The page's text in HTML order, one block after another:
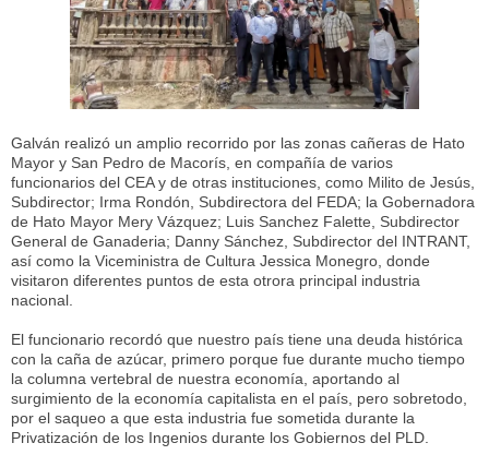
Galván realizó un amplio recorrido por las zonas cañeras de Hato
Mayor y San Pedro de Macorís, en compañía de varios
funcionarios del CEA y de otras instituciones, como Milito de Jesús,
Subdirector; Irma Rondón, Subdirectora del FEDA; la Gobernadora
de Hato Mayor Mery Vázquez; Luis Sanchez Falette, Subdirector
General de Ganaderia; Danny Sánchez, Subdirector del INTRANT,
así como la Viceministra de Cultura Jessica Monegro, donde
visitaron diferentes puntos de esta otrora principal industria
nacional.
El funcionario recordó que nuestro país tiene una deuda histórica
con la caña de azúcar, primero porque fue durante mucho tiempo
la columna vertebral de nuestra economía, aportando al
surgimiento de la economía capitalista en el país, pero sobretodo,
por el saqueo a que esta industria fue sometida durante la
Privatización de los Ingenios durante los Gobiernos del PLD.